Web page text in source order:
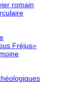
romain
Fréjus»